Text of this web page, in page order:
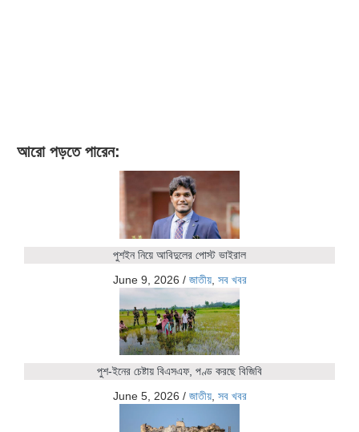
আরো পড়তে পারেন:
পুশইন নিয়ে আবিদুলের পোস্ট ভাইরাল
June 9, 2026 / জাতীয়, সব খবর
পুশ-ইনের চেষ্টায় বিএসএফ, পণ্ড করছে বিজিবি
June 5, 2026 / জাতীয়, সব খবর